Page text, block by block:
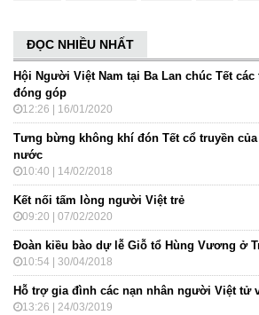
ĐỌC NHIỀU NHẤT
Hội Người Việt Nam tại Ba Lan chúc Tết
đóng góp
12:26 | 16/01/2020
Tưng bừng không khí đón Tết cổ truyền
nước
10:40 | 14/02/2018
Kết nối tấm lòng người Việt trẻ
09:20 | 07/02/2020
Đoàn kiều bào dự lễ Giỗ tổ Hùng Vương ở
10:54 | 30/04/2018
Hỗ trợ gia đình các nạn nhân người Việt tử
13:26 | 24/03/2019